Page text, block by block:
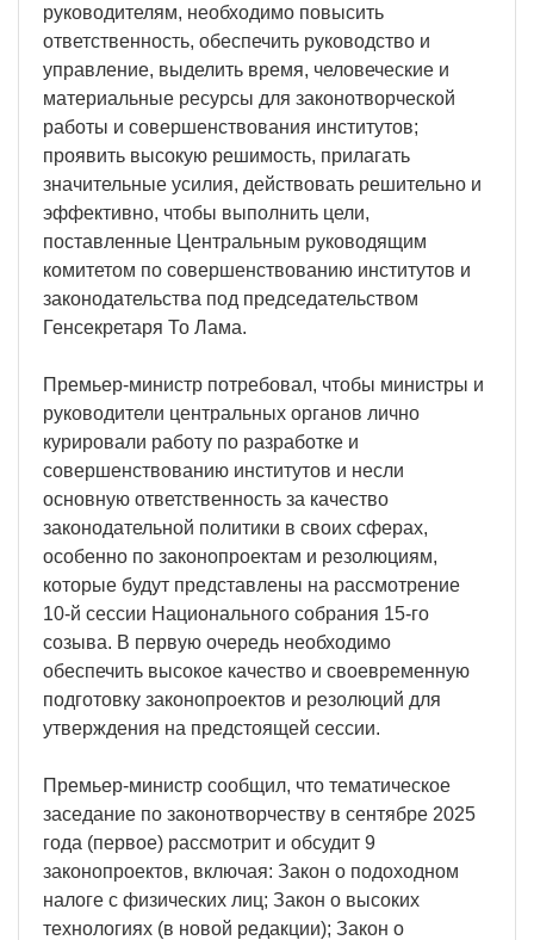
руководителям, необходимо повысить
ответственность, обеспечить руководство и
управление, выделить время, человеческие и
материальные ресурсы для законотворческой
работы и совершенствования институтов;
проявить высокую решимость, прилагать
значительные усилия, действовать решительно и
эффективно, чтобы выполнить цели,
поставленные Центральным руководящим
комитетом по совершенствованию институтов и
законодательства под председательством
Генсекретаря То Лама.
Премьер-министр потребовал, чтобы министры и
руководители центральных органов лично
курировали работу по разработке и
совершенствованию институтов и несли
основную ответственность за качество
законодательной политики в своих сферах,
особенно по законопроектам и резолюциям,
которые будут представлены на рассмотрение
10-й сессии Национального собрания 15-го
созыва. В первую очередь необходимо
обеспечить высокое качество и своевременную
подготовку законопроектов и резолюций для
утверждения на предстоящей сессии.
Премьер-министр сообщил, что тематическое
заседание по законотворчеству в сентябре 2025
года (первое) рассмотрит и обсудит 9
законопроектов, включая: Закон о подоходном
налоге с физических лиц; Закон о высоких
технологиях (в новой редакции); Закон о